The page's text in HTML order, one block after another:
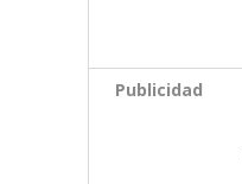
Publicidad